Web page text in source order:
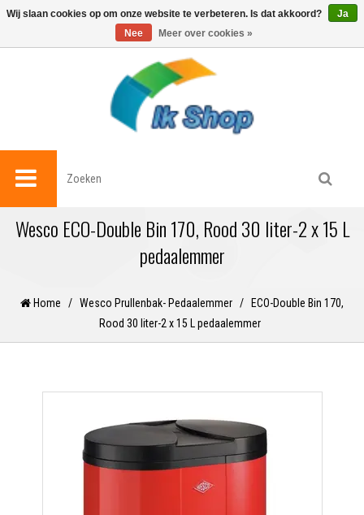
0
Wesco ECO-Double Bin 170, Rood 30 liter-2 x 15 L
pedaalemmer
Home / Wesco Prullenbak- Pedaalemmer /
ECO-Double Bin 170,
Rood 30 liter-2 x 15 L pedaalemmer
Wij slaan cookies op om onze website te verbeteren. Is dat akkoord?
Ja
Nee
Meer over cookies »